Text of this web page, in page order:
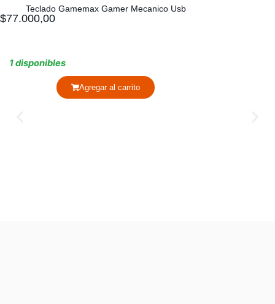
Teclado Gamemax Gamer Mecanico Usb
$77.000,00
1 disponibles
Agregar al carrito